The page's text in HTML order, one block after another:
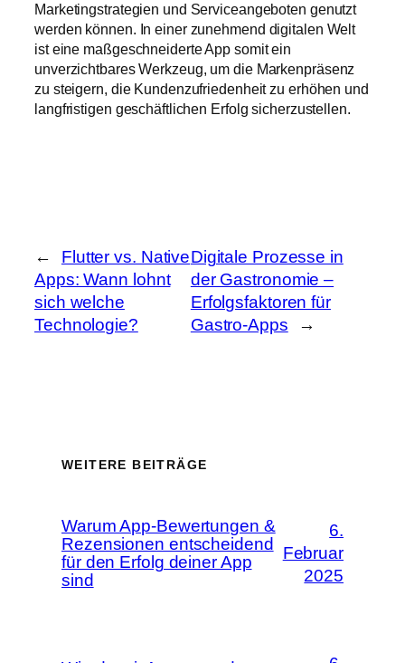
Marketingstrategien und Serviceangeboten genutzt
werden können. In einer zunehmend digitalen Welt
ist eine maßgeschneiderte App somit ein
unverzichtbares Werkzeug, um die Markenpräsenz
zu steigern, die Kundenzufriedenheit zu erhöhen und
langfristigen geschäftlichen Erfolg sicherzustellen.
←
Flutter vs. Native
Apps: Wann lohnt
sich welche
Technologie?
Digitale Prozesse in
der Gastronomie –
Erfolgsfaktoren für
Gastro-Apps
→
WEITERE BEITRÄGE
Warum App-Bewertungen &
Rezensionen entscheidend
für den Erfolg deiner App
sind
6.
Februar
2025